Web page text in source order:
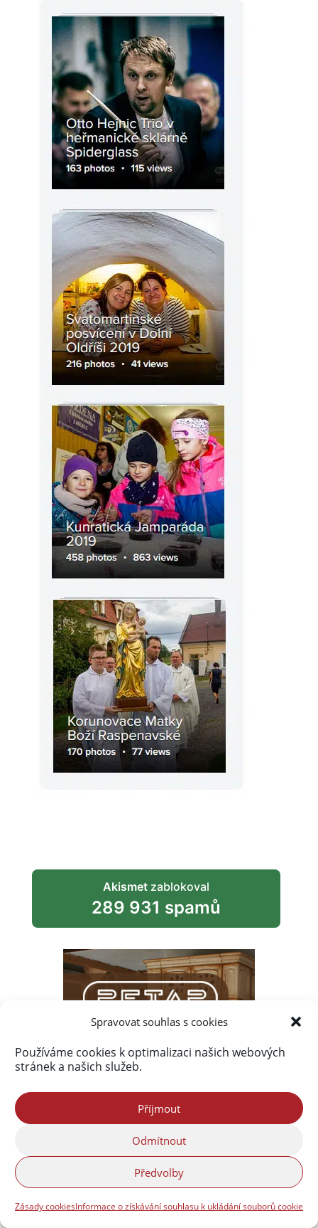
Spravovat souhlas s cookies
Používáme cookies k optimalizaci našich webových
stránek a našich služeb.
Příjmout
Odmítnout
Předvolby
Zásady cookiesInformace o získávání souhlasu k ukládání souborů cookie
Akismetzablokoval
289 931 spamů